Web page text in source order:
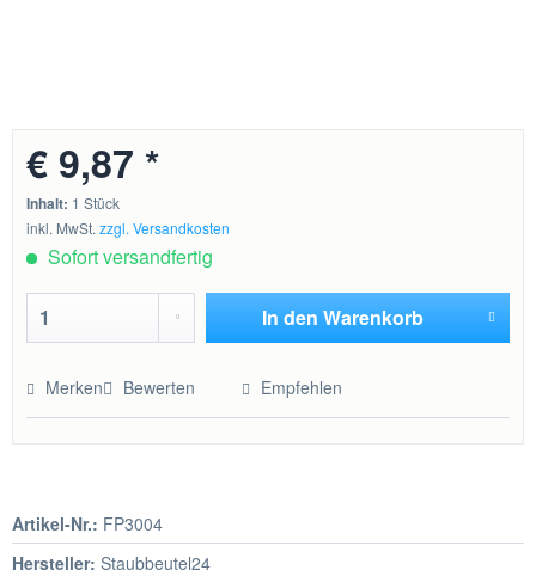
€ 9,87 *
Inhalt: 1 Stück
inkl. MwSt.zzgl. Versandkosten
Sofort versandfertig
In den Warenkorb
Merken Bewerten Empfehlen
Artikel-Nr.: FP3004
Hersteller: Staubbeutel24